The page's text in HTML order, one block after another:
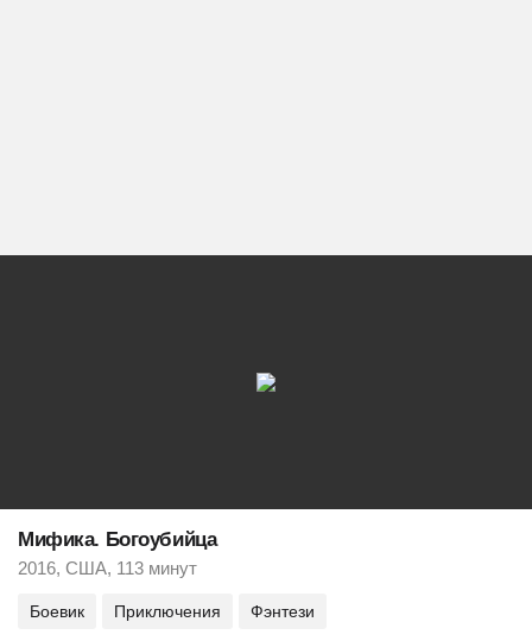
Мифика. Богоубийца
2016, США, 113 минут
Боевик Приключения Фэнтези